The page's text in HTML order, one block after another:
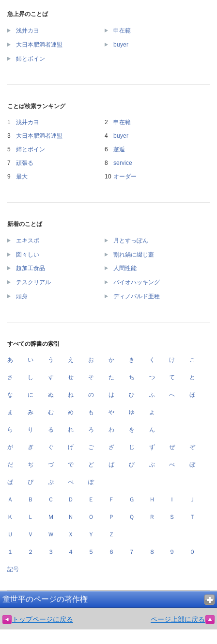
急上昇のことば
浅井カヨ 申在範
大日本肥満者連盟 buyer
姉とボイン
ことば検索ランキング
浅井カヨ
申在範
大日本肥満者連盟
buyer
姉とボイン
邂逅
頑張る
service
最大
オーダー
新着のことば
エキスポ 月とすっぽん
図々しい 割れ鍋に綴じ蓋
超加工食品 人間性能
テスクリアル バイオハッキング
頭身 ディノバルド亜種
すべての辞書の索引
あ い う え お か き く け こ
さ し す せ そ た ち つ て と
な に ぬ ね の は ひ ふ へ ほ
ま み む め も や ゆ よ
ら り る れ ろ わ を ん
が ぎ ぐ げ ご ざ じ ず ぜ ぞ
だ ぢ づ で ど ば び ぶ べ ぼ
ぱ ぴ ぷ ぺ ぽ
Ａ Ｂ Ｃ Ｄ Ｅ Ｆ Ｇ Ｈ Ｉ Ｊ
Ｋ Ｌ Ｍ Ｎ Ｏ Ｐ Ｑ Ｒ Ｓ Ｔ
Ｕ Ｖ Ｗ Ｘ Ｙ Ｚ
１ ２ ３ ４ ５ ６ ７ ８ ９ ０
記号
童世平のページの著作権
トップページに戻る ページ上部に戻る